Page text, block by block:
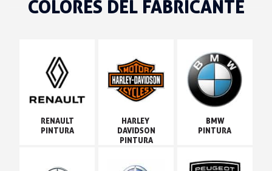
COLORES DEL FABRICANTE
RENAULT
PINTURA
HARLEY
DAVIDSON
PINTURA
BMW
PINTURA